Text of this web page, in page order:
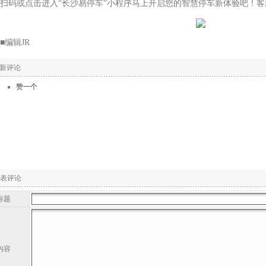
或点击进入“长沙易停车”小程序马上开启您的智慧停车新体验吧！客
辑JR
评论
赞一个
评论
题
容